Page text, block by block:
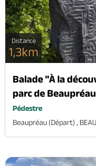
Distance
1,3km
Balade "À la
parc de
Pédestre
Beaupréau (départ) ,